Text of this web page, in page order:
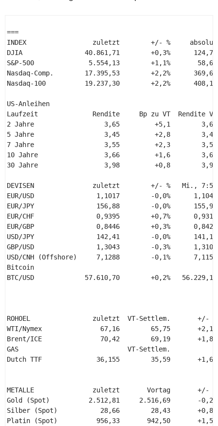
===
INDEX                 zuletzt        +/- %     absolut
DJIA                40.861,71        +0,3%
S&P-500              5.554,13        +1,1%
Nasdaq-Comp.        17.395,53        +2,2%
Nasdaq-100          19.237,30        +2,2%
US-Anleihen
Laufzeit              Rendite     Bp zu VT  Rendite VT
2 Jahre                  3,65         +5,1
5 Jahre                  3,45         +2,8
7 Jahre                  3,55         +2,3
10 Jahre                 3,66         +1,6
30 Jahre                 3,98         +0,8
DEVISEN               zuletzt        +/- %   Mi., 7:56
EUR/USD                1,1017        -0,0%
EUR/JPY                156,88        -0,0%
EUR/CHF                0,9395        +0,7%
EUR/GBP                0,8446        +0,3%
USD/JPY                142,41        -0,0%
GBP/USD                1,3043        -0,3%
USD/CNH (Offshore)     7,1288        -0,1%
Bitcoin
BTC/USD             57.610,70        +0,2%   56.229,10
ROHOEL                zuletzt  VT-Settlem.       +/- %
WTI/Nymex               67,16        65,75
Brent/ICE               70,42        69,19
GAS                            VT-Settlem.
Dutch TTF              36,155        35,59
METALLE               zuletzt       Vortag       +/- %
Gold (Spot)          2.512,81     2.516,69       -
Silber (Spot)           28,66        28,43       +0,8%
Platin (Spot)          956,33       942,50